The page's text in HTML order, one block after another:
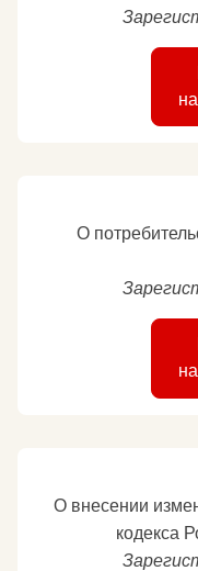
О
О внесении
кодекса